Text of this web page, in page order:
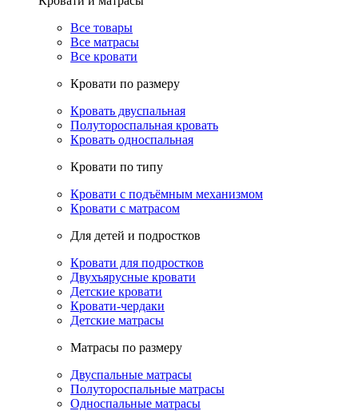
Все товары
Все матрасы
Все кровати
Кровати по размеру
Кровать двуспальная
Полутороспальная кровать
Кровать односпальная
Кровати по типу
Кровати с подъёмным механизмом
Кровати с матрасом
Для детей и подростков
Кровати для подростков
Двухъярусные кровати
Детские кровати
Кровати-чердаки
Детские матрасы
Матрасы по размеру
Двуспальные матрасы
Полутороспальные матрасы
Односпальные матрасы